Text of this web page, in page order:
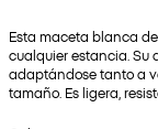
Esta maceta blanca
cualquier estancia. Su
adaptándose tanto a
tamaño. Es ligera,